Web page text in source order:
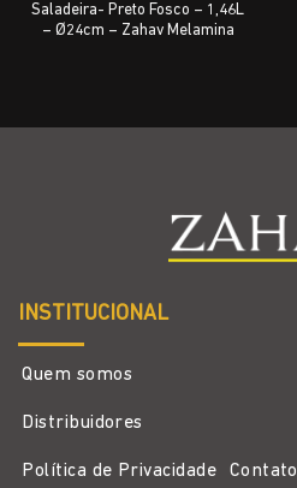
Saladeira- Preto Fosco – 1,46L
– Ø24cm – Zahav Melamina
INSTITUCIONAL
Quem somos
Distribuidores
Política de Privacidade Contato